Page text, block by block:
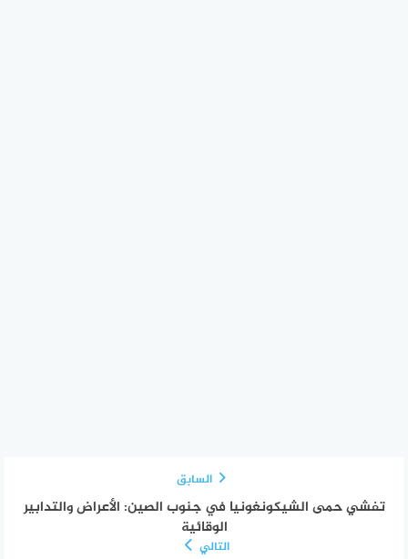
السابق
تفشي حمى الشيكونغونيا في جنوب الصين: الأعراض والتدابير
الوقائية
التالي